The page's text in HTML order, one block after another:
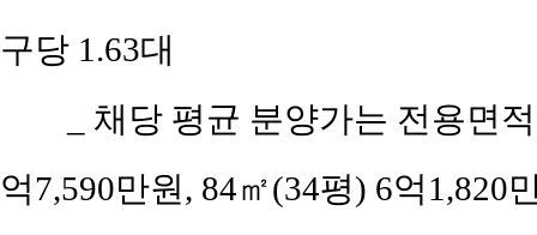
구당 1.63대
_ 채당 평균 분양가는 전용면
억7,590만원, 84㎡(34평) 6억1,820